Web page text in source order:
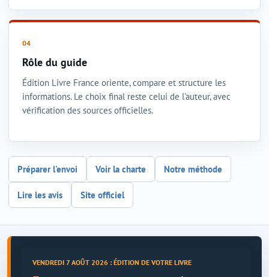
Rôle du guide
Édition Livre France oriente, compare et structure les
informations. Le choix final reste celui de l'auteur, avec
vérification des sources officielles.
Préparer l'envoi Voir la charte Notre méthode
Lire les avis Site officiel
VENDREDI 7 AOÛT 2026 : ÉDITION DE VOTRE LIVRE